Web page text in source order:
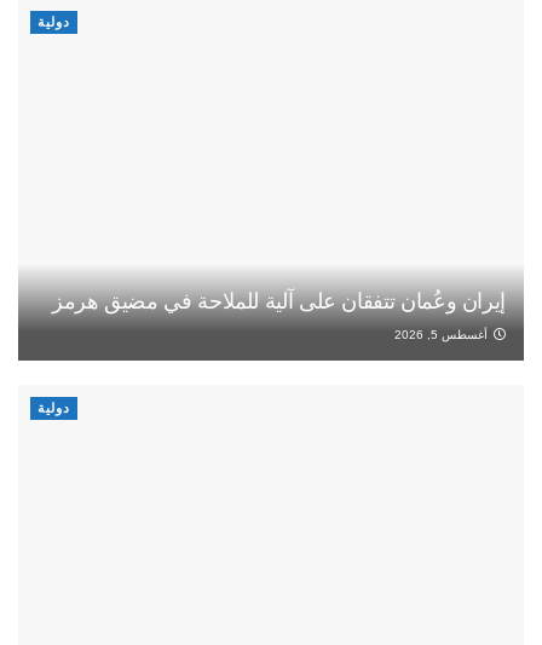
دولية
إيران وعُمان تتفقان على آلية للملاحة في مضيق هرمز
أغسطس 5, 2026
دولية